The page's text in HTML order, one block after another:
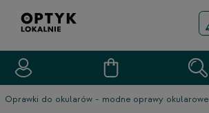
Oprawki do okularów - modne oprawy okularowe